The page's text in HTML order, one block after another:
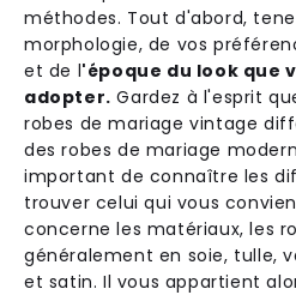
méthodes. Tout d'abord,
morphologie, de vos
et de l'époque du look que
adopter. Gardez à l'esprit
robes de mariage vintage
des robes de mariage
important de connaître les
trouver celui qui vous
concerne les matériaux, les
généralement en soie, tulle,
et satin. Il vous appartient